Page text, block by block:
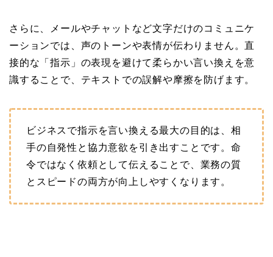
さらに、メールやチャットなど文字だけのコミュニケ
ーションでは、声のトーンや表情が伝わりません。直
接的な「指示」の表現を避けて柔らかい言い換えを意
識することで、テキストでの誤解や摩擦を防げます。
ビジネスで指示を言い換える最大の目的は、相
手の自発性と協力意欲を引き出すことです。命
令ではなく依頼として伝えることで、業務の質
とスピードの両方が向上しやすくなります。